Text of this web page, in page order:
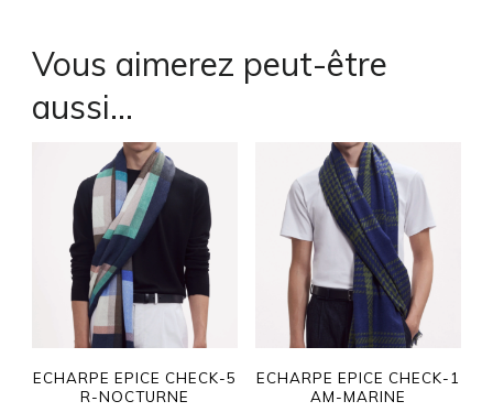
Vous aimerez peut-être
aussi…
ECHARPE EPICE CHECK-5
R-NOCTURNE
ECHARPE EPICE CHECK-1
AM-MARINE